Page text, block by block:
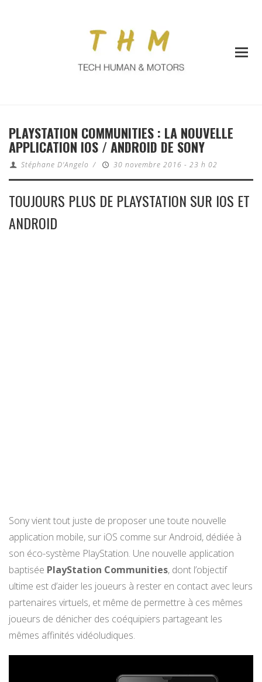
PLAYSTATION COMMUNITIES : LA NOUVELLE
APPLICATION IOS / ANDROID DE SONY
Stéphane D'Angelo / 30 novembre 2016 - 23 h 02
TOUJOURS PLUS DE PLAYSTATION SUR IOS ET
ANDROID
Sony vient tout juste de proposer une toute nouvelle
application mobile, sur iOS comme sur Android, dédiée à
son éco-système PlayStation. Une nouvelle application
baptisée PlayStation Communities, dont l’objectif
ultime est d’aider les joueurs à rester en contact avec leurs
partenaires virtuels, et même de permettre à ces mêmes
joueurs de dénicher des coéquipiers partageant les
mêmes affinités vidéoludiques.